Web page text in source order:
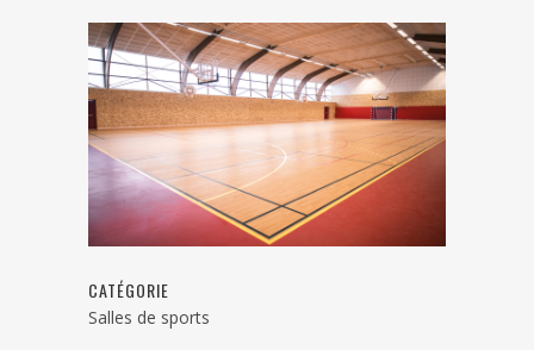
CATÉGORIE
Salles de sports